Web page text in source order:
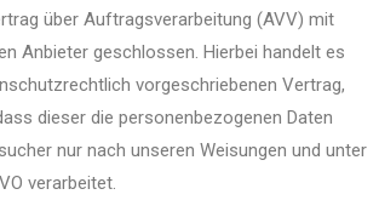
über Auftragsverarbeitung (AVV) mit
Anbieter geschlossen. Hierbei handelt es
vorgeschriebenen Vertrag,
dieser die personenbezogenen Daten
nur nach unseren Weisungen und unter
verarbeitet.